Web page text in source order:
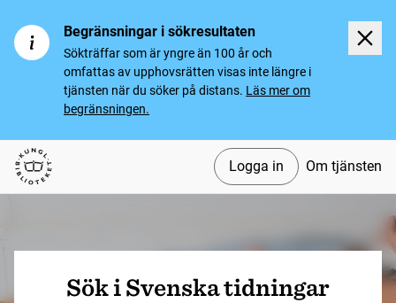
Begränsningar i sökresultaten
Sökträffar som är yngre än 100 år och
omfattas av upphovsrätten visas inte längre i
tjänsten när du söker på distans. Läs mer om
begränsningen.
Svenska tidningar
Logga in Om tjänsten
Sök i Svenska tidningar